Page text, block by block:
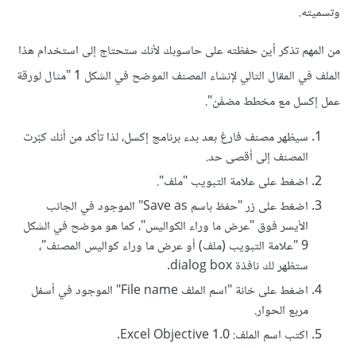
وتسميته.
من المهم تذكر أين حفظته على حاسوبك لأنك ستحتاج إلى استخدام هذا
الملف في المقال التالي لإنشاء المصنف الموضح في الشكل 1 "مثال لورقة
عمل إكسل مع مخطط مضمَّن".
سيظهر مصنف فارغ بعد بدء برنامج إكسل، لذا تأكد من أنك كبّرت
المصنف إلى أقصى حد.
اضغط على علامة التبويب "ملف".
اضغط على زر "حفظ باسم Save as" الموجود في الجانب
الأيسر فوق "عرض ما وراء الكواليس"، كما هو موضح في الشكل
9 "علامة التبويب (ملف) أو عرض ما وراء كواليس المصنف"،
ستظهر لك نافذة dialog box.
اضغط على خانة "اسم الملف File name" الموجود في أسفل
مربع الحوار.
اكتب اسم الملف: Excel Objective 1.0.